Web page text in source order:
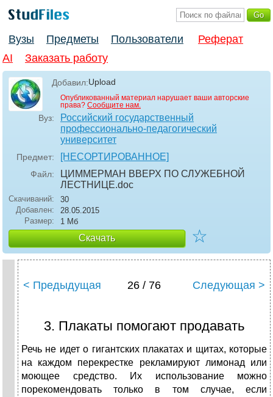
Вузы Предметы Пользователи
Реферат
AI
Заказать работу
Добавил:Upload
Опубликованный материал нарушает ваши авторские
права? Сообщите нам.
Вуз:
Российский государственный
профессионально-педагогический
университет
Предмет: [НЕСОРТИРОВАННОЕ]
Файл:
ЦИММЕРМАН ВВЕРХ ПО СЛУЖЕБНОЙ
ЛЕСТНИЦЕ.doc
Скачиваний:
30
Добавлен:
28.05.2015
Размер:
1 Мб
Скачать ☆
< Предыдущая 26 / 76 Следующая >
3. Плакаты помогают продавать
Речь не идет о гигантских плакатах и щитах, которые
на каждом перекрестке рекламируют лимонад или
моющее средство. Их использование можно
порекомендовать только в том случае, если